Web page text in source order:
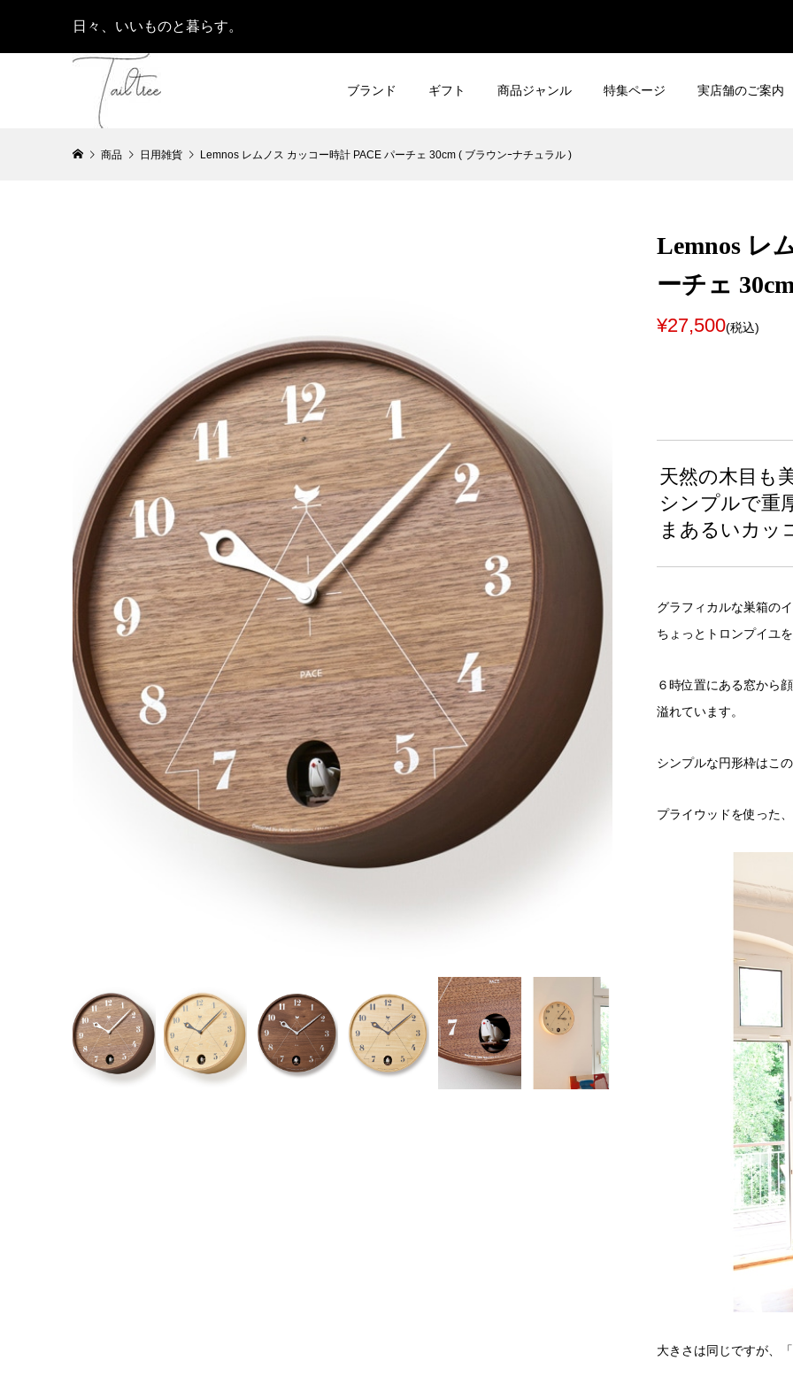
日々、いいものと暮らす。
ブランド ギフト 商品ジャンル 特集ページ 実店舗のご案内
商品 日用雑貨 Lemnos レムノス カッコー時計 PACE パーチェ 30cm ( ブラウンｰナチュラル )
Lemnos レ
ーチェ
¥27,500(税込)
天然の木目も
シンプルで重
まあるいカッ
グラフィカルな巣箱の
ちょっとトロンプイユ
６時位置にある窓から
溢れています。
シンプルな円形枠はこ
プライウッドを使った
大きさは同じですが、